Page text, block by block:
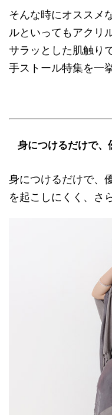
そんな時にオススメ
ルといってもアクリ
サラッとした肌触り
手ストール特集を一
身につけるだけで、
身につけるだけで、
を起こしにくく、さ